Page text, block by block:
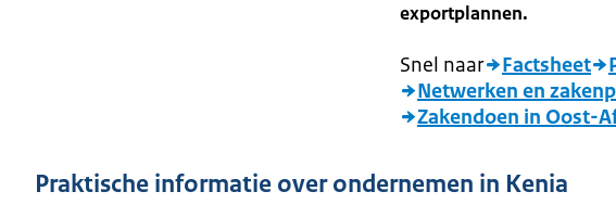
exportplannen.
Snel naar Factsheet
Netwerken en
Zakendoen in Oost-
Praktische informatie over ondernemen in Kenia